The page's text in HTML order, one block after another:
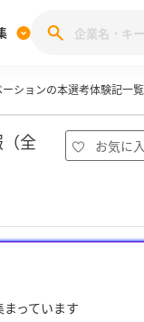
ャンペーン
ド調査
ションの本選考体験記一覧
全
お気に
っています